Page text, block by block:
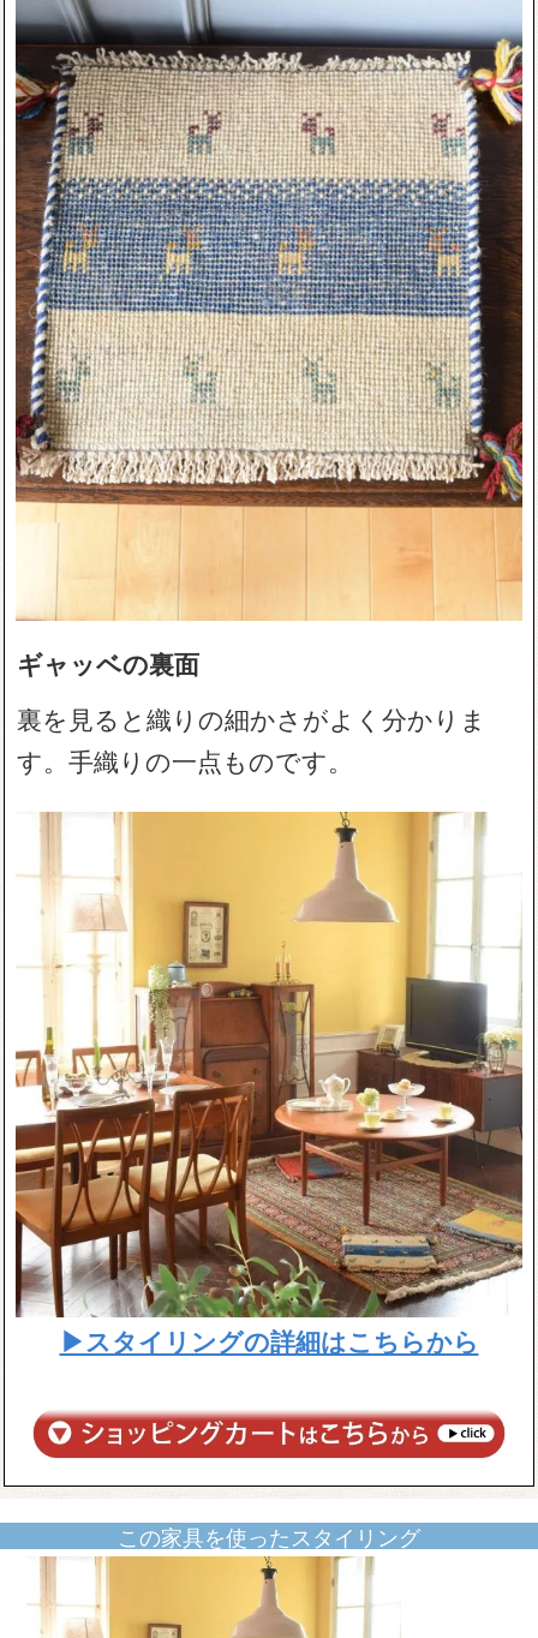
ギャッベの裏面
裏を見ると織りの細かさがよく分かりま
す。手織りの一点ものです。
▶スタイリングの詳細はこちらから
この家具を使ったスタイリング